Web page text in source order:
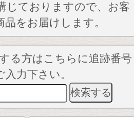
じておりますので、お客
をお届けします。
る方はこちらに追跡番号
入力下さい。